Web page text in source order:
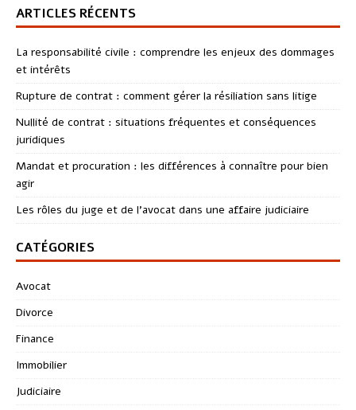
ARTICLES RÉCENTS
La responsabilité civile : comprendre les enjeux des dommages
et intérêts
Rupture de contrat : comment gérer la résiliation sans litige
Nullité de contrat : situations fréquentes et conséquences
juridiques
Mandat et procuration : les différences à connaître pour bien
agir
Les rôles du juge et de l’avocat dans une affaire judiciaire
CATÉGORIES
Avocat
Divorce
Finance
Immobilier
Judiciaire